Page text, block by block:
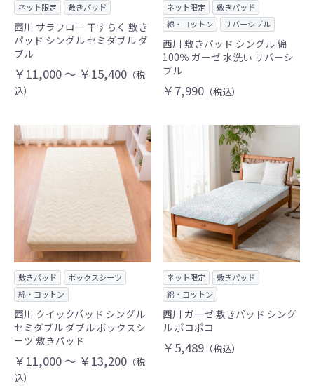
ネット限定 敷きパッド
西川 サラフロー 干すらく 敷き
パッド シングル セミダブル ダ
ブル
￥11,000 ～ ￥15,400 （税
込）
ネット限定
敷きパッド
綿・コットン
リバーシブル
西川 敷きパッド シングル 綿
100％ ガーゼ 水洗い リバーシ
ブル
￥7,990 （税込）
敷きパッド
ボックスシーツ
綿・コットン
西川 クイックパッド シングル
セミダブル ダブル ボックスシ
ーツ 敷きパッド
￥11,000 ～ ￥13,200 （税
込）
ネット限定
敷きパッド
綿・コットン
西川 ガーゼ 敷きパッド シング
ル ポコポコ
￥5,489 （税込）